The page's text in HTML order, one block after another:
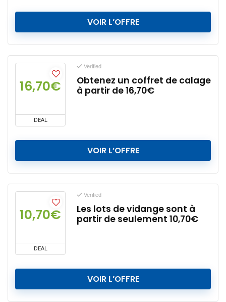
VOIR L’OFFRE
16,70€
DEAL
Verified
Obtenez un coffret de calage
à partir de 16,70€
VOIR L’OFFRE
10,70€
DEAL
Verified
Les lots de vidange sont à
partir de seulement 10,70€
VOIR L’OFFRE